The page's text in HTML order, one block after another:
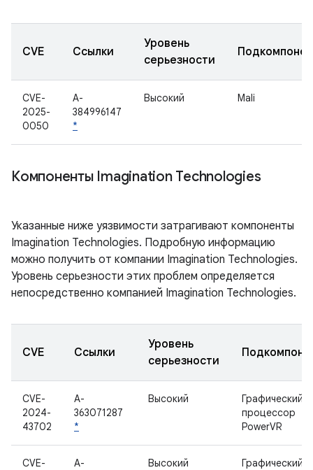
CVE Ссылки
Уровень
серьезности
CVE-
2025-
0050
A-
384996147
*
Высокий Mali
Компоненты Imagination Technologies
Указанные ниже уязвимости затрагивают компоненты
Imagination Technologies. Подробную информацию
можно получить от компании Imagination Technologies.
Уровень серьезности этих проблем определяется
непосредственно компанией Imagination Technologies.
CVE Ссылки
Уровень
серьезности
CVE-
2024-
43702
A-
363071287
*
Высокий
Графический
процессор
PowerVR
CVE-
A-
Высокий
Графический